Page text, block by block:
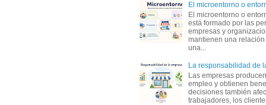
El microentorno o
El microentorno o
está formado por las
empresas y
mantienen una
una...
La responsabilidad de
Las empresas
empleo y obtienen
decisiones también
trabajadores, los